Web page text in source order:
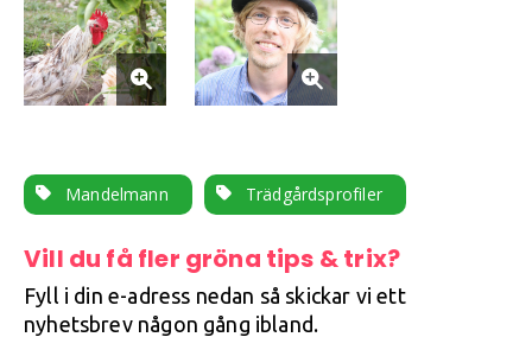
Mandelmann Trädgårdsprofiler
Vill du få fler gröna tips & trix?
Fyll i din e-adress nedan så skickar vi ett
nyhetsbrev någon gång ibland.